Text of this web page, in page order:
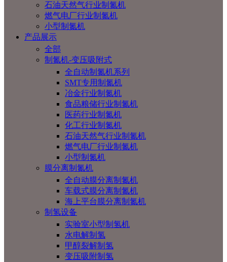
石油天然气行业制氮机
燃气电厂行业制氮机
小型制氮机
产品展示
全部
制氮机-变压吸附式
全自动制氮机系列
SMT专用制氮机
冶金行业制氮机
食品粮储行业制氮机
医药行业制氮机
化工行业制氮机
石油天然气行业制氮机
燃气电厂行业制氮机
小型制氮机
膜分离制氮机
全自动膜分离制氮机
车载式膜分离制氮机
海上平台膜分离制氮机
制氢设备
实验室小型制氢机
水电解制氢
甲醇裂解制氢
变压吸附制氢